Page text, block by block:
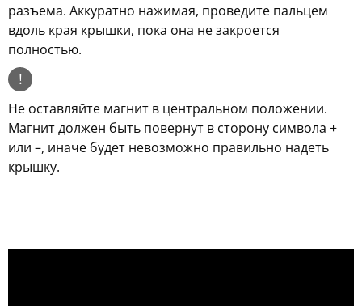
разъема. Аккуратно нажимая, проведите пальцем
вдоль края крышки, пока она не закроется
полностью.
!
Не оставляйте магнит в центральном положении.
Магнит должен быть повернут в сторону символа +
или –, иначе будет невозможно правильно надеть
крышку.